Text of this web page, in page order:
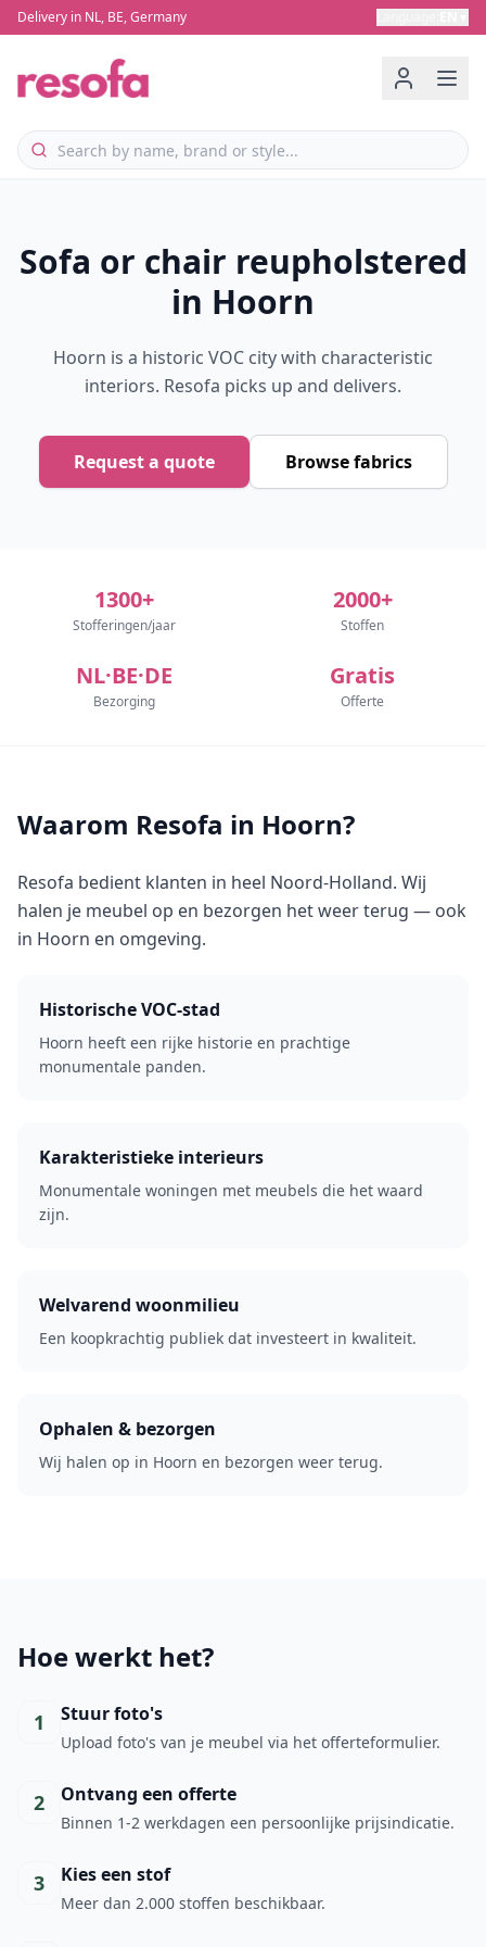
Delivery in NL, BE, Germany
Sofa or chair reupholstered
in Hoorn
Hoorn is a historic VOC city with characteristic
interiors. Resofa picks up and delivers.
Request a quote Browse fabrics
1300+
Stofferingen/jaar
2000+
Stoffen
NL·BE·DE
Bezorging
Gratis
Offerte
Waarom Resofa in Hoorn?
Resofa bedient klanten in heel Noord-Holland. Wij
halen je meubel op en bezorgen het weer terug — ook
in Hoorn en omgeving.
Historische VOC-stad
Hoorn heeft een rijke historie en prachtige
monumentale panden.
Karakteristieke interieurs
Monumentale woningen met meubels die het waard
zijn.
Welvarend woonmilieu
Een koopkrachtig publiek dat investeert in kwaliteit.
Ophalen & bezorgen
Wij halen op in Hoorn en bezorgen weer terug.
Hoe werkt het?
1 Stuur foto's
Upload foto's van je meubel via het offerteformulier.
2 Ontvang een offerte
Binnen 1-2 werkdagen een persoonlijke prijsindicatie.
3 Kies een stof
Meer dan 2.000 stoffen beschikbaar.